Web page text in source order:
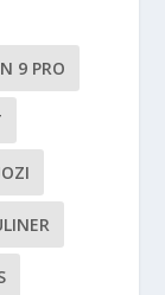
9 PRO